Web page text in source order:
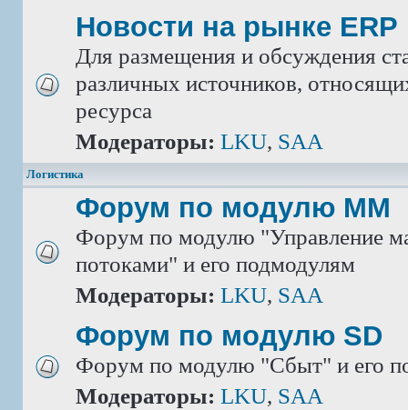
Новости на рынке ERP
Для размещения и обсуждения
различных источников,
ресурса
Модераторы: LKU, SAA
Логистика
Форум по модулю ММ
Форум по модулю "Управление
потоками" и его подмодулям
Модераторы: LKU, SAA
Форум по модулю SD
Форум по модулю "Сбыт" и его
Модераторы: LKU, SAA